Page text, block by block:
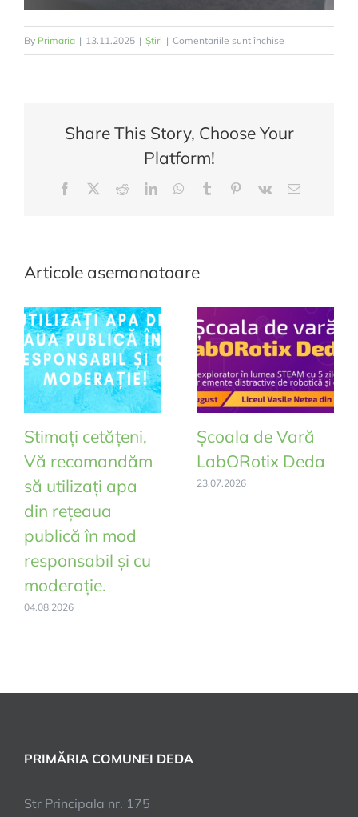
By Primaria | 13.11.2025 | Știri | Comentariile sunt închise
Plătește
locale
și
Share This Story, Choose Your
Platform!
Facebook
TwitterRedditLinkedInWhatsApp
Tumblr Pinterest
Vk
E-
Articole asemanatoare
Stimați cetățeni,
Vă recomandăm
să utilizați apa
din rețeaua
publică în mod
responsabil și cu
moderație.
04.08.2026
Școala de Vară
LabORotix Deda
23.07.2026
PRIMĂRIA COMUNEI DEDA
Str Principala nr. 175